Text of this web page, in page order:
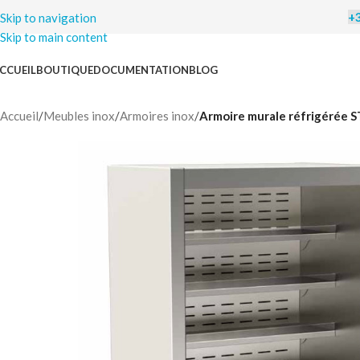
pour
la
Pour
BOUTIQUEDOCUMENTATIONBLOG
Accueil/Meubles inox/Armoires inox/Armoire murale réfrigérée